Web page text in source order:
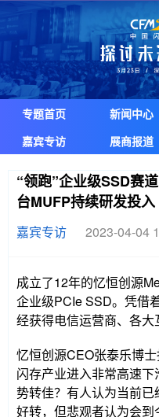
专题首页 新闻中心
嘉宾专访
展商报道
“领跑”企业级SSD赛
台MUFP持续研发投入
嘉宾专访 2023-04-04
成立了12年的忆恒创源
企业级PCIe SSD。凭借
经获得电信运营商、各大
忆恒创源CEO张泰乐博
闪存产业进入非常高速
势转佳？有人认为当前
好转，但悲观者认为会